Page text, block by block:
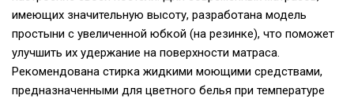
имеющих значительную высоту, разработана модель
простыни с увеличенной юбкой (на резинке), что поможет
улучшить их удержание на поверхности матраса.
Рекомендована стирка жидкими моющими средствами,
предназначенными для цветного белья при температуре